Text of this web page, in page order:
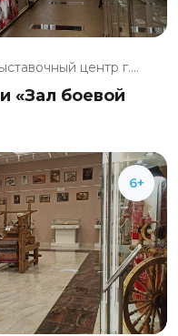
центр г....
«Зал боевой
6+